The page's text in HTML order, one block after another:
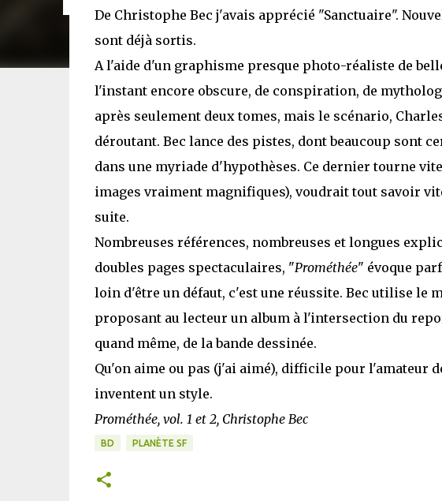
De Christophe Bec j'avais apprécié "Sanctuaire".
sont déjà sortis.
A l'aide d'un graphisme presque photo-réaliste de
l'instant encore obscure, de conspiration, de
après seulement deux tomes, mais le scénario,
déroutant. Bec lance des pistes, dont beaucoup sont
dans une myriade d'hypothèses. Ce dernier tourne
images vraiment magnifiques), voudrait tout savoir
suite.
Nombreuses références, nombreuses et longues
doubles pages spectaculaires, "Prométhée" évoque
loin d'être un défaut, c'est une réussite. Bec utilise le
proposant au lecteur un album à l'intersection du
quand même, de la bande dessinée.
Qu'on aime ou pas (j'ai aimé), difficile pour l'amateur
inventent un style.
Prométhée, vol. 1 et 2, Christophe Bec
BD PLANÈTE SF